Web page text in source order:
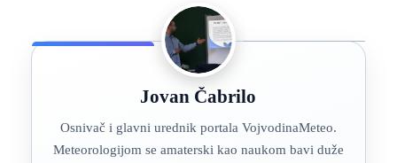
Jovan Čabrilo
Osnivač i glavni urednik portala VojvodinaMeteo.
Meteorologijom se amaterski kao naukom bavi duže